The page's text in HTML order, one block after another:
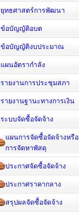
ยุทธศาสตร์การพัฒนา
ข้อบัญญัติอบต
ข้อบัญญัติงบประมาณ
แผนอัตรากำลัง
รายงานการประชุมสภา
รายงานฐานะทางการเงิน
ระบบจัดซื้อจัดจ้าง
แผนการจัดซื้อจัดจ้างหรือ
การจัดหาพัสดุ
ประกาศจัดซื้อจัดจ้าง
ประกาศราคากลาง
สรุปผลจัดซื้อจัดจ้าง